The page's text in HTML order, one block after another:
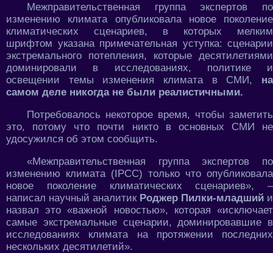
Межправительственная группа экспертов по
изменению климата опубликовала новое поколение
климатических сценариев, в которых мелким
шрифтом указана примечательная уступка: сценарии
экстремального потепления, которые десятилетиями
доминировали в исследованиях, политике и
освещении темы изменения климата в СМИ, на
самом деле никогда не были реалистичными.
Потребовалось некоторое время, чтобы заметить
это, потому что почти никто в основных СМИ не
удосужился об этом сообщить.
«Межправительственная группа экспертов по
изменению климата (IPCC) только что опубликовала
новое поколение климатических сценариев», –
написал научный аналитикРоджер Пилки-младший и
назвал это «важной новостью», которая «исключает
самые экстремальные сценарии, доминировавшие в
исследованиях климата на протяжении последних
нескольких десятилетий».